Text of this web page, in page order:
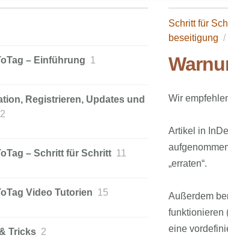
Schritt für
beseitigung
Wir
Artikel in
„erraten“.
Außerdem
funktionieren
eine
– Einführung 1
Registrieren, Updates und
2
– Schritt für Schritt 11
Video Tutorien 15
Tricks 2